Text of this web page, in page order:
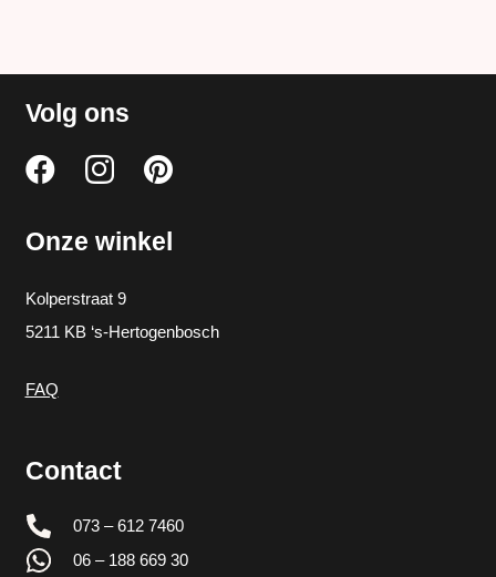
Volg ons
Onze winkel
Kolperstraat 9
5211 KB ‘s-Hertogenbosch
FAQ
Contact
073 – 612 7460
06 – 188 669 30